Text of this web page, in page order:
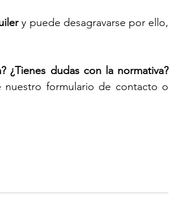
y puede desagravarse por ello,
¿Tienes dudas con la normativa?
nuestro formulario de contacto o